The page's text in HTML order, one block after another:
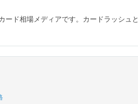
ード相場メディアです。カードラッシュと